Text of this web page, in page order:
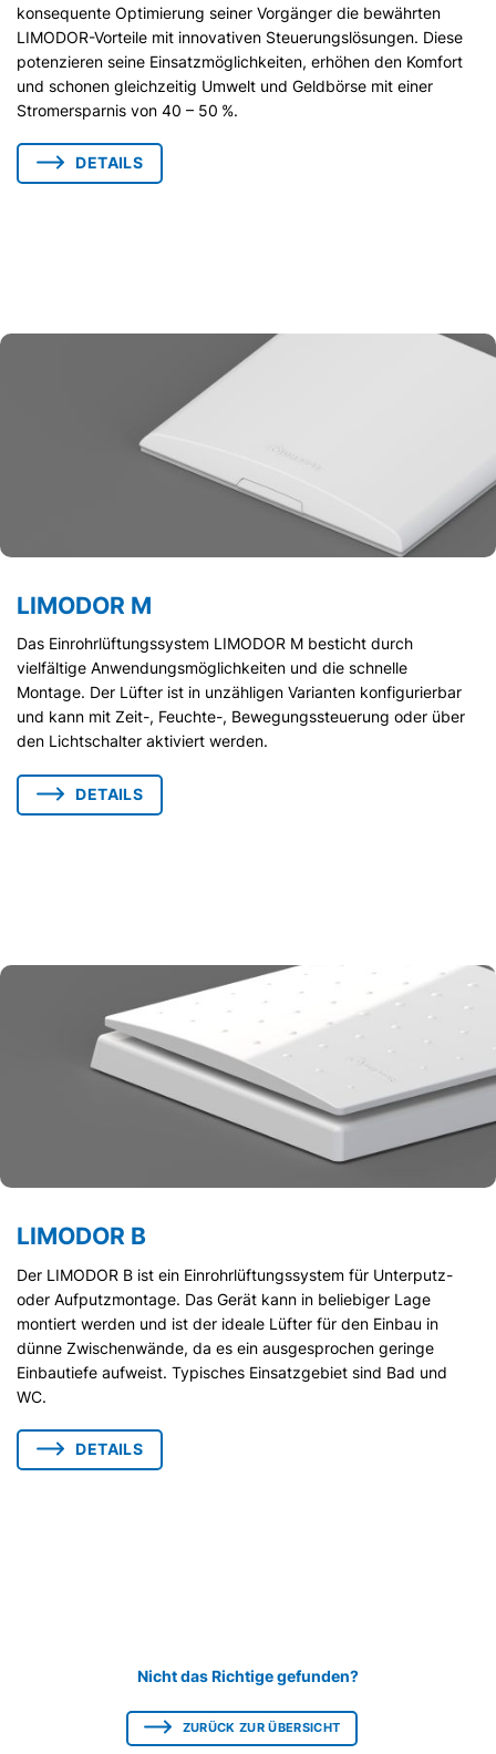
konsequente Optimierung seiner Vorgänger die bewährten
LIMODOR-Vorteile mit innovativen Steuerungslösungen. Diese
potenzieren seine Einsatzmöglichkeiten, erhöhen den Komfort
und schonen gleichzeitig Umwelt und Geldbörse mit einer
Stromersparnis von 40 – 50 %.
DETAILS
LIMODOR M
Das Einrohrlüftungssystem LIMODOR M besticht durch
vielfältige Anwendungsmöglichkeiten und die schnelle
Montage. Der Lüfter ist in unzähligen Varianten konfigurierbar
und kann mit Zeit-, Feuchte-, Bewegungssteuerung oder über
den Lichtschalter aktiviert werden.
DETAILS
LIMODOR B
Der LIMODOR B ist ein Einrohrlüftungssystem für Unterputz-
oder Aufputzmontage. Das Gerät kann in beliebiger Lage
montiert werden und ist der ideale Lüfter für den Einbau in
dünne Zwischenwände, da es ein ausgesprochen geringe
Einbautiefe aufweist. Typisches Einsatzgebiet sind Bad und
WC.
DETAILS
Nicht das Richtige gefunden?
ZURÜCK ZUR ÜBERSICHT